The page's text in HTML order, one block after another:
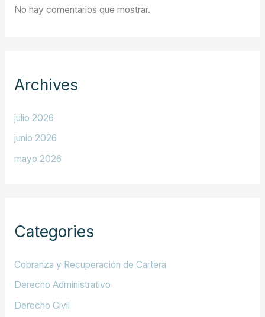
No hay comentarios que mostrar.
Archives
julio 2026
junio 2026
mayo 2026
Categories
Cobranza y Recuperación de Cartera
Derecho Administrativo
Derecho Civil